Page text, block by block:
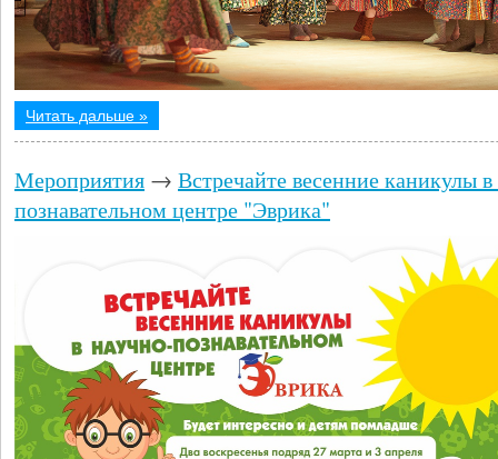
Читать дальше »
Мероприятия → Встречайте весенние каникулы
познавательном центре "Эврика"